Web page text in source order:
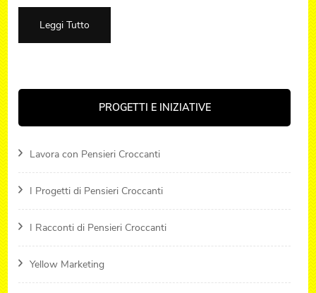
Leggi Tutto
PROGETTI E INIZIATIVE
Lavora con Pensieri Croccanti
I Progetti di Pensieri Croccanti
I Racconti di Pensieri Croccanti
Yellow Marketing